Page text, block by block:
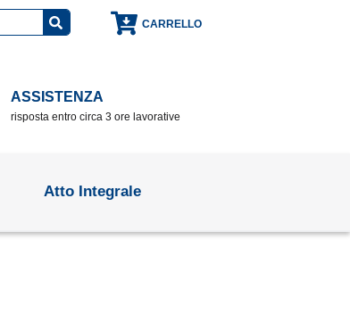
CARRELLO
ASSISTENZA
risposta entro circa 3 ore lavorative
Atto Integrale